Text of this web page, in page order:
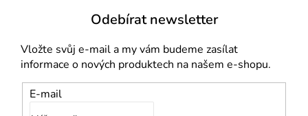
i
s
u
Odebírat newsletter
Vložte svůj e-mail a my vám budeme zasílat
informace o nových produktech na našem e-shopu.
E-mail